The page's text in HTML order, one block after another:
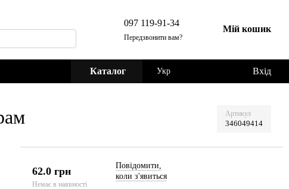
097 119-91-34
Передзвонити вам?
Мій кошик
Каталог Укр Вхід
Артикул
346049414
62.0 грн
Немає в наявності
Повідомити,
коли з'явиться